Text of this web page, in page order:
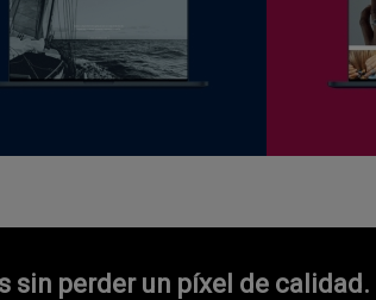
sin perder un píxel de calidad.